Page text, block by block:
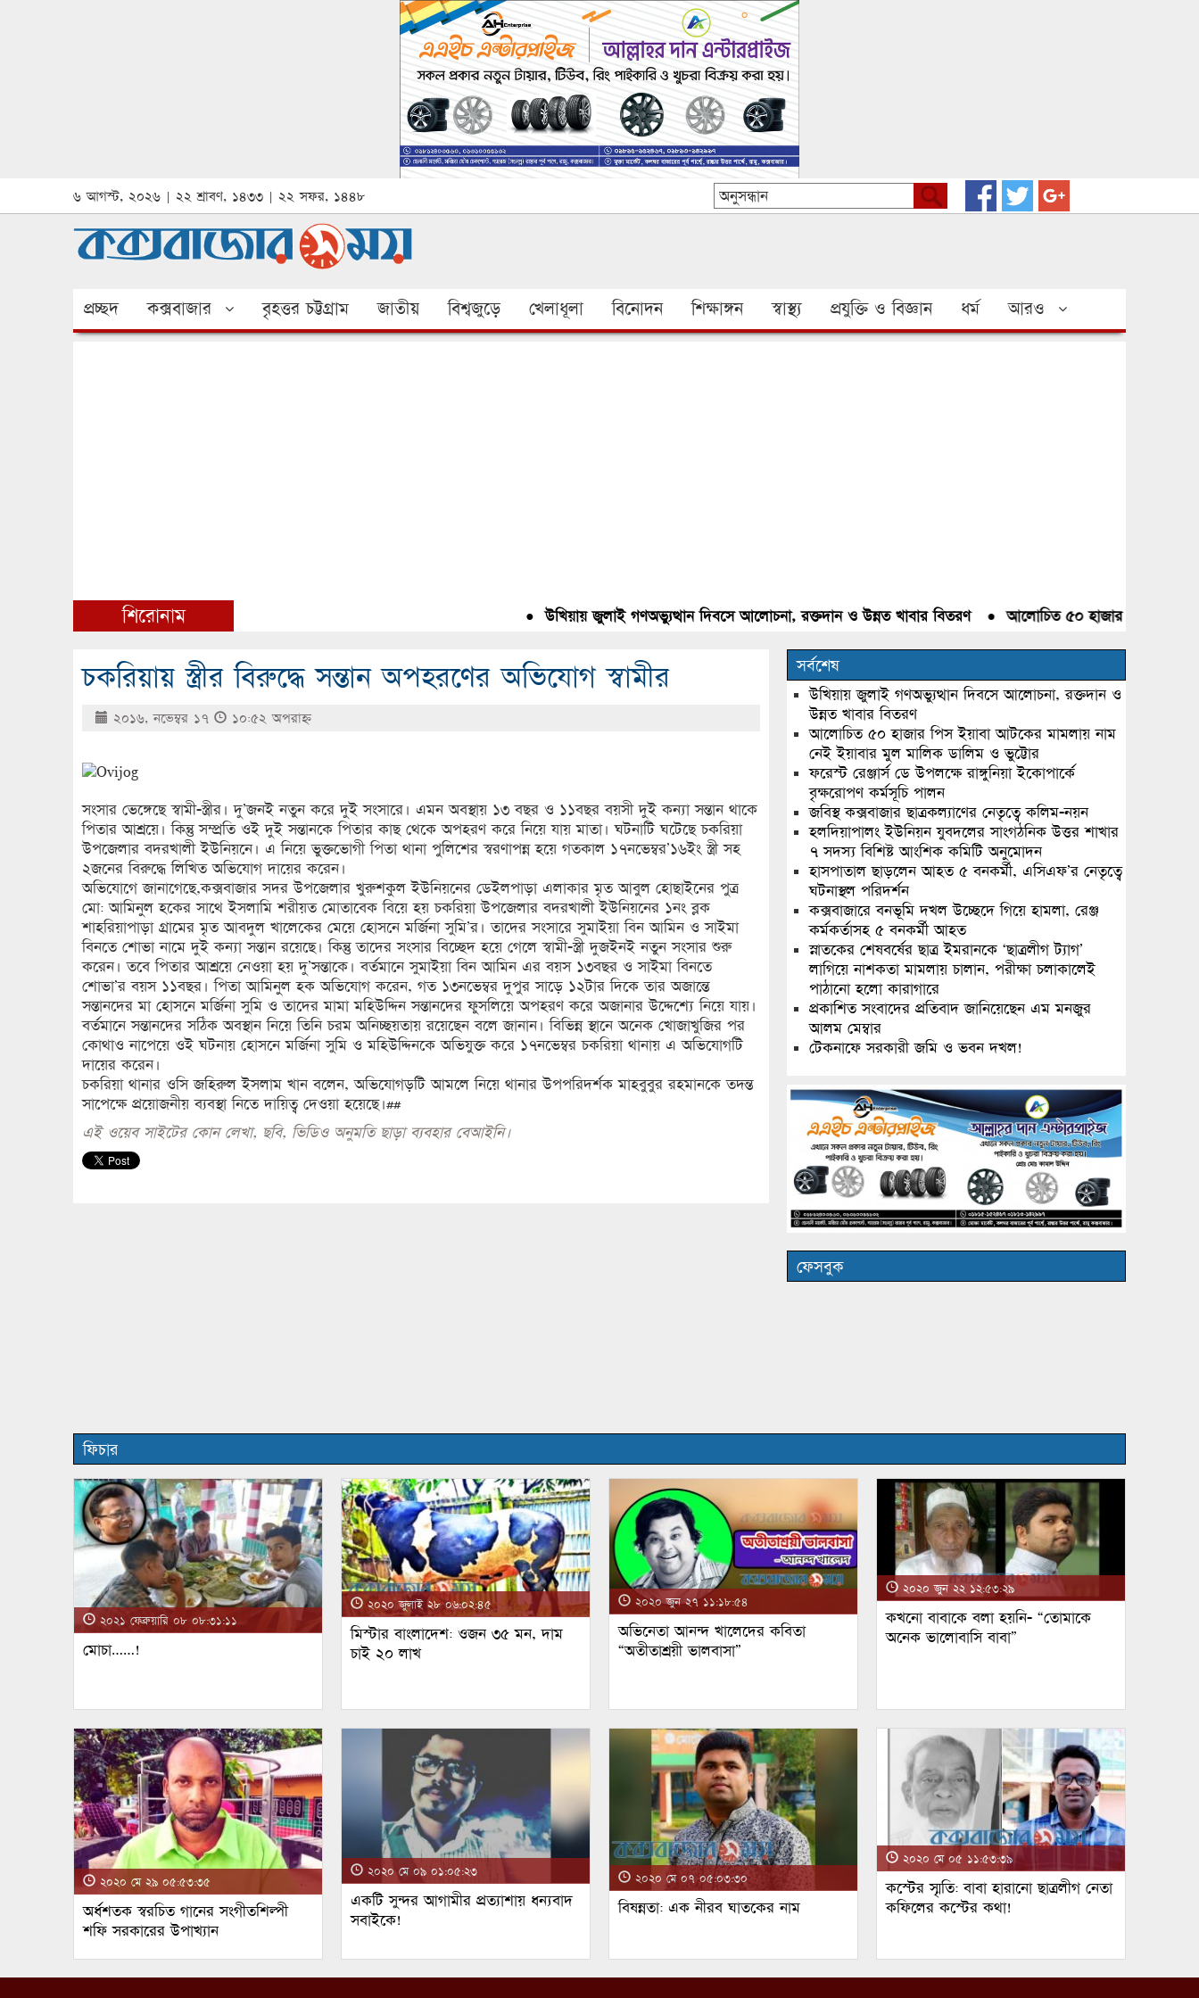
৬ আগস্ট, ২০২৬ | ২২ শ্রাবণ, ১৪৩৩ | ২২ সফর, ১৪৪৮
প্রচ্ছদ কক্সবাজার বৃহত্তর চট্টগ্রাম জাতীয় বিশ্বজুড়ে খেলাধূলা বিনোদন শিক্ষাঙ্গন স্বাস্থ্য প্রযুক্তি ও বিজ্ঞান ধর্ম আরও
শিরোনাম উখিয়ায় জুলাই গণঅভ্যুত্থান দিবসে আলোচনা, রক্তদান ও উন্নত খাবার বিতরণ● আলোচিত ৫০ হাজার পিস ইয়াবা
চকরিয়ায় স্ত্রীর বিরুদ্ধে সন্তান অপহরণের অভিযোগ স্বামীর
২০১৬, নভেম্বর ১৭ ১০:৫২ অপরাহ্ণ
সংসার ভেঙ্গেছে স্বামী-স্ত্রীর। দু’জনই নতুন করে দুই সংসারে। এমন অবস্থায় ১৩ বছর ও ১১বছর বয়সী দুই কন্যা সন্তান থাকে
পিতার আশ্রয়ে। কিন্তু সম্প্রতি ওই দুই সন্তানকে পিতার কাছ থেকে অপহরণ করে নিয়ে যায় মাতা। ঘটনাটি ঘটেছে চকরিয়া
উপজেলার বদরখালী ইউনিয়নে। এ নিয়ে ভুক্তভোগী পিতা থানা পুলিশের স্বরণাপন্ন হয়ে গতকাল ১৭নভেম্বর’১৬ইং স্ত্রী সহ
২জনের বিরুদ্ধে লিখিত অভিযোগ দায়ের করেন।
অভিযোগে জানাগেছে,কক্সবাজার সদর উপজেলার খুরুশকুল ইউনিয়নের ডেইলপাড়া এলাকার মৃত আবুল হোছাইনের পুত্র
মো: আমিনুল হকের সাথে ইসলামি শরীয়ত মোতাবেক বিয়ে হয় চকরিয়া উপজেলার বদরখালী ইউনিয়নের ১নং ব্লক
শাহরিয়াপাড়া গ্রামের মৃত আবদুল খালেকের মেয়ে হোসনে মর্জিনা সুমি’র। তাদের সংসারে সুমাইয়া বিন আমিন ও সাইমা
বিনতে শোভা নামে দুই কন্যা সন্তান রয়েছে। কিন্তু তাদের সংসার বিচ্ছেদ হয়ে গেলে স্বামী-স্ত্রী দুজইনই নতুন সংসার শুরু
করেন। তবে পিতার আশ্রয়ে নেওয়া হয় দু’সন্তাকে। বর্তমানে সুমাইয়া বিন আমিন এর বয়স ১৩বছর ও সাইমা বিনতে
শোভা’র বয়স ১১বছর। পিতা আমিনুল হক অভিযোগ করেন, গত ১৩নভেম্বর দুপুর সাড়ে ১২টার দিকে তার অজান্তে
সন্তানদের মা হোসনে মর্জিনা সুমি ও তাদের মামা মহিউদ্দিন সন্তানদের ফুসলিয়ে অপহরণ করে অজানার উদ্দেশ্যে নিয়ে যায়।
বর্তমানে সন্তানদের সঠিক অবস্থান নিয়ে তিনি চরম অনিচ্ছয়তায় রয়েছেন বলে জানান। বিভিন্ন স্থানে অনেক খোজাখুজির পর
কোথাও নাপেয়ে ওই ঘটনায় হোসনে মর্জিনা সুমি ও মহিউদ্দিনকে অভিযুক্ত করে ১৭নভেম্বর চকরিয়া থানায় এ অভিযোগটি
দায়ের করেন।
চকরিয়া থানার ওসি জহিরুল ইসলাম খান বলেন, অভিযোগড়টি আমলে নিয়ে থানার উপপরিদর্শক মাহবুবুর রহমানকে তদন্ত
সাপেক্ষে প্রয়োজনীয় ব্যবস্থা নিতে দায়িত্ব দেওয়া হয়েছে।##
এই ওয়েব সাইটের কোন লেখা, ছবি, ভিডিও অনুমতি ছাড়া ব্যবহার বেআইনি।
সর্বশেষ
উখিয়ায় জুলাই গণঅভ্যুত্থান দিবসে আলোচনা, রক্তদান ও
উন্নত খাবার বিতরণ
আলোচিত ৫০ হাজার পিস ইয়াবা আটকের মামলায় নাম
নেই ইয়াবার মুল মালিক ডালিম ও ভুট্টোর
ফরেস্ট রেঞ্জার্স ডে উপলক্ষে রাঙ্গুনিয়া ইকোপার্কে
বৃক্ষরোপণ কর্মসূচি পালন
জবিস্থ কক্সবাজার ছাত্রকল্যাণের নেতৃত্বে কলিম-নয়ন
হলদিয়াপালং ইউনিয়ন যুবদলের সাংগঠনিক উত্তর শাখার
৭ সদস্য বিশিষ্ট আংশিক কমিটি অনুমোদন
হাসপাতাল ছাড়লেন আহত ৫ বনকর্মী, এসিএফ’র নেতৃত্বে
ঘটনাস্থল পরিদর্শন
কক্সবাজারে বনভূমি দখল উচ্ছেদে গিয়ে হামলা, রেঞ্জ
কর্মকর্তাসহ ৫ বনকর্মী আহত
স্নাতকের শেষবর্ষের ছাত্র ইমরানকে ‘ছাত্রলীগ ট্যাগ’
লাগিয়ে নাশকতা মামলায় চালান, পরীক্ষা চলাকালেই
পাঠানো হলো কারাগারে
প্রকাশিত সংবাদের প্রতিবাদ জানিয়েছেন এম মনজুর
আলম মেম্বার
টেকনাফে সরকারী জমি ও ভবন দখল!
ফেসবুক
ফিচার
২০২১ ফেব্রুয়ারি ০৮ ০৮:৩১:১১
মোচা……!
২০২০ জুলাই ২৮ ০৬:০২:৪৫
মিস্টার বাংলাদেশ: ওজন ৩৫ মন, দাম
চাই ২০ লাখ
২০২০ জুন ২৭ ১১:১৮:৫৪
অভিনেতা আনন্দ খালেদের কবিতা
“অতীতাশ্রয়ী ভালবাসা”
২০২০ জুন ২২ ১২:৫৩:২৯
কখনো বাবাকে বলা হয়নি- “তোমাকে
অনেক ভালোবাসি বাবা”
২০২০ মে ২৯ ০৫:৫৩:৩৫
অর্ধশতক স্বরচিত গানের সংগীতশিল্পী
শফি সরকারের উপাখ্যান
২০২০ মে ০৯ ০১:০৫:২৩
একটি সুন্দর আগামীর প্রত্যাশায় ধন্যবাদ
সবাইকে!
২০২০ মে ০৭ ০৫:০৩:৩০
বিষন্নতা: এক নীরব ঘাতকের নাম
২০২০ মে ০৫ ১১:৫৩:৩৯
কস্টের স্মৃতি: বাবা হারানো ছাত্রলীগ নেতা
কফিলের কস্টের কথা!